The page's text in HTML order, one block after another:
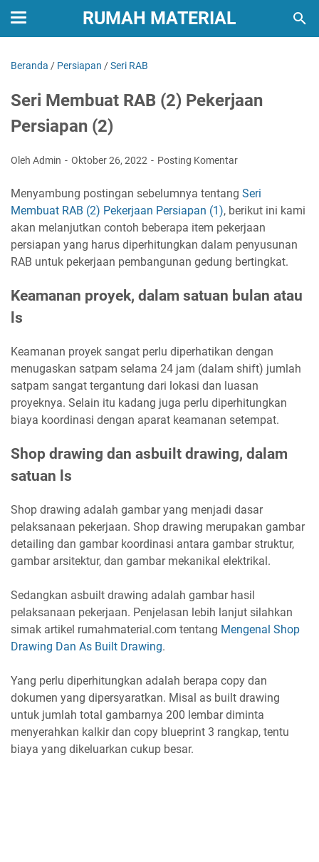
RUMAH MATERIAL
Beranda / Persiapan /Seri RAB
Seri Membuat RAB (2) Pekerjaan
Persiapan (2)
Oleh Admin Oktober 26, 2022 Posting Komentar
Menyambung postingan sebelumnya tentang Seri
Membuat RAB (2) Pekerjaan Persiapan (1), berikut ini kami
akan melanjutkan contoh beberapa item pekerjaan
persiapan yang harus diperhitungkan dalam penyusunan
RAB untuk pekerjaan pembangunan gedung bertingkat.
Keamanan proyek, dalam satuan bulan atau
ls
Keamanan proyek sangat perlu diperhatikan dengan
menugaskan satpam selama 24 jam (dalam shift) jumlah
satpam sangat tergantung dari lokasi dan luasan
proyeknya. Selain itu kadang juga perlu diperhitungkan
biaya koordinasi dengan aparat keamanan setempat.
Shop drawing dan asbuilt drawing, dalam
satuan ls
Shop drawing adalah gambar yang menjadi dasar
pelaksanaan pekerjaan. Shop drawing merupakan gambar
detailing dan gambar koordinasi antara gambar struktur,
gambar arsitektur, dan gambar mekanikal elektrikal.
Sedangkan asbuilt drawing adalah gambar hasil
pelaksanaan pekerjaan. Penjelasan lebih lanjut silahkan
simak artikel rumahmaterial.com tentang Mengenal Shop
Drawing Dan As Built Drawing.
Yang perlu diperhitungkan adalah berapa copy dan
dokumen yang dipersyaratkan. Misal as built drawing
untuk jumlah total gambarnya 200 lembar diminta
menyerahkan kalkir dan copy blueprint 3 rangkap, tentu
biaya yang dikeluarkan cukup besar.